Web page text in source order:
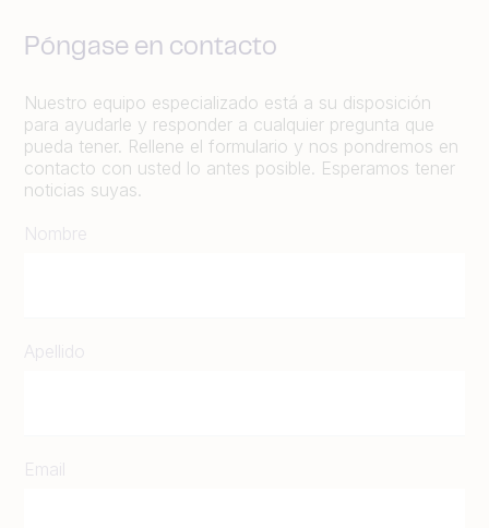
Póngase en contacto
Nuestro equipo especializado está a su disposición
para ayudarle y responder a cualquier pregunta que
pueda tener. Rellene el formulario y nos pondremos en
contacto con usted lo antes posible. Esperamos tener
noticias suyas.
Nombre
Apellido
Email